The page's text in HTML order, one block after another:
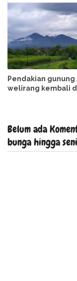
Pendakian gunung
welirang kembali
Belum ada
bunga hingga